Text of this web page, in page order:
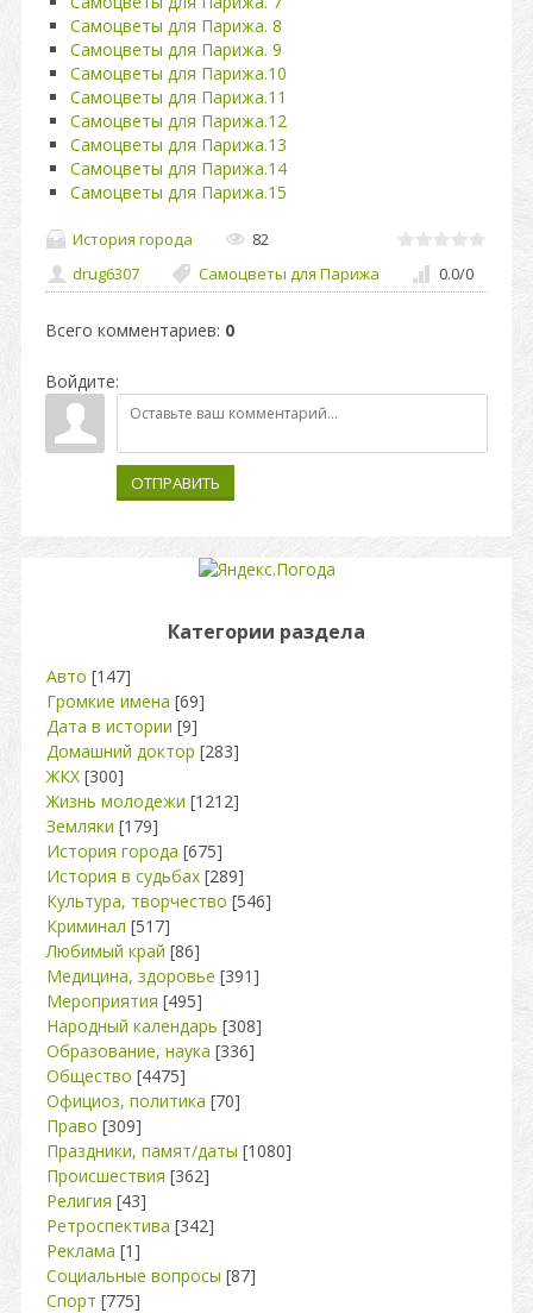
Самоцветы для Парижа. 8
Самоцветы для Парижа. 9
Самоцветы для Парижа.10
Самоцветы для Парижа.11
Самоцветы для Парижа.12
Самоцветы для Парижа.13
Самоцветы для Парижа.14
Самоцветы для Парижа.15
История города
82
drug6307
Самоцветы для Парижа 0.0/0
Всего комментариев: 0
Войдите:
ОТПРАВИТЬ
Категории раздела
Авто [147]
Громкие имена [69]
Дата в истории [9]
Домашний доктор [283]
ЖКХ [300]
Жизнь молодежи [1212]
Земляки [179]
История города [675]
История в судьбах [289]
Культура, творчество [546]
Криминал [517]
Любимый край [86]
Медицина, здоровье [391]
Мероприятия [495]
Народный календарь [308]
Образование, наука [336]
Общество [4475]
Официоз, политика [70]
Право [309]
Праздники, памят/даты [1080]
Происшествия [362]
Религия [43]
Ретроспектива [342]
Реклама [1]
Социальные вопросы [87]
Спорт [775]